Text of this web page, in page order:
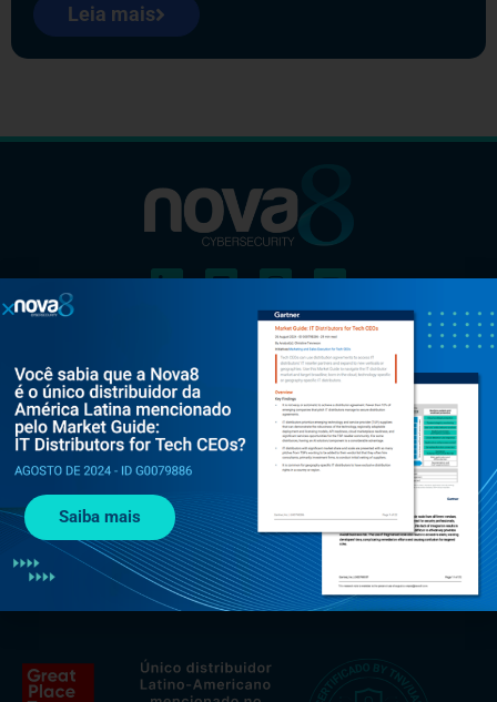
Leia mais
Al. Rio Negro, 585 - Torre Jaçarí - 13º andar Conjunto 134 -
Alphaville, Barueri - SP, 06454-000
+55 (11) 3375 0133
contato@nova8.com.br
Fale com a Nova8 pelo WhatsApp
Saiba mais